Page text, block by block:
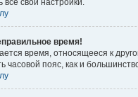
свои настройки.
время!
время, относящееся к
часовой пояс, как и